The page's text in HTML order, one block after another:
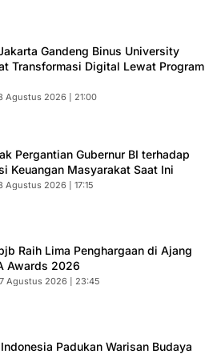
Gandeng Binus University
Transformasi Digital Lewat Program
Agustus 2026 | 21:00
Pergantian Gubernur BI terhadap
Keuangan Masyarakat Saat Ini
Agustus 2026 | 17:15
Raih Lima Penghargaan di Ajang
Awards 2026
Agustus 2026 | 23:45
Padukan Warisan Budaya